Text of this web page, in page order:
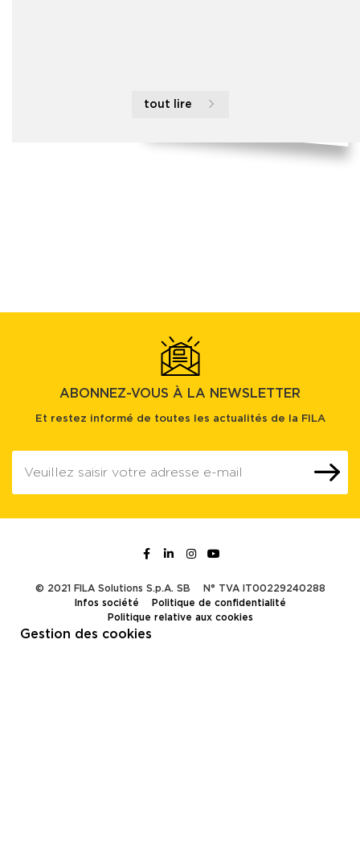
tout lire
ABONNEZ-VOUS À LA NEWSLETTER
Et restez informé de toutes les actualités de la FILA
© 2021 FILA Solutions S.p.A. SB
N° TVA IT00229240288
Infos société
Politique de confidentialité
Politique relative aux cookies
Gestion des cookies